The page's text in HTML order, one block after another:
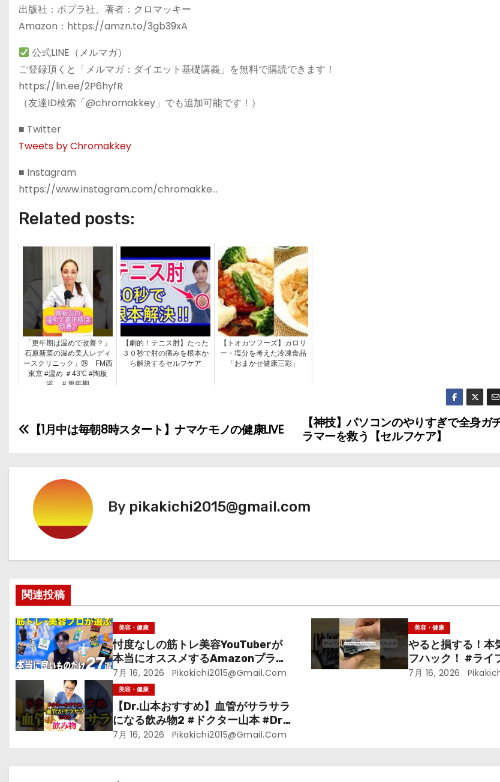
出版社：ポプラ社、著者：クロマッキー
Amazon：https://amzn.to/3gb39xA
公式LINE（メルマガ）
ご登録頂くと「メルマガ：ダイエット基礎講義」を無料で購読できます！
https://lin.ee/2P6hyfR
（友達ID検索「@chromakkey」でも追加可能です！）
■ Twitter
Tweets by Chromakkey
■ Instagram
https://www.instagram.com/chromakke…
Related posts:
「更年期は温めで改善？」
石原新菜の温め美人レディ
ースクリニック」㉔ FM西
東京 #温め ＃43℃ #陶板
浴 ＃更年期
【劇的！テニス肘】たった
３０秒で肘の痛みを根本か
ら解決するセルフケア
【トオカツフーズ】カロリ
ー・塩分を考えた冷凍食品
「おまかせ健康三彩」
投
ビ
ゲ
シ
ョ
ン
【神技】パソコンのやりすぎで全身ガ
ラマーを救う【セルフケア】
【1月中は毎朝8時スタート】ナマケモノの健康LIVE
By pikakichi2015@gmail.com
関連投稿
美容・健康
忖度なしの筋トレ美容YouTuberが
本当にオススメするAmazonプライ
ムデーセールで買うべきもの
7月 16, 2026 Pikakichi2015@gmail.com
美容・健康
やると損する！本
フハック！ #ライ
裏技 #shorts #
7月 16, 2026
美容・健康
【Dr.山本おすすめ】血管がサラサラ
になる飲み物2 #ドクター山本 #Dr.
山本#緑茶
7月 16, 2026 Pikakichi2015@gmail.com